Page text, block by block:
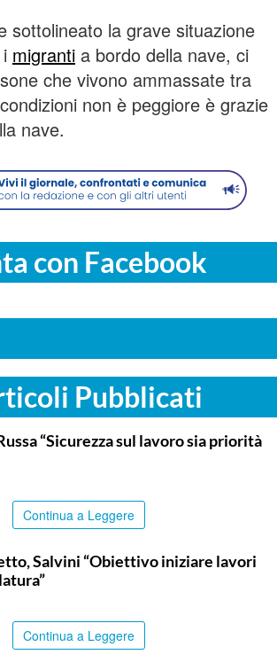
sottolineato la grave situazione
i migranti a bordo della nave, ci
che vivono ammassate tra
non è peggiore è grazie
nave.
con Facebook
Pubblicati
“Sicurezza sul lavoro sia priorità
Continua a Leggere
Salvini “Obiettivo iniziare lavori
Continua a Leggere